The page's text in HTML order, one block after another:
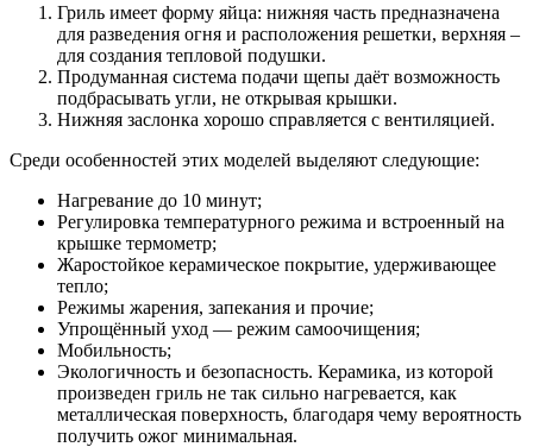
Гриль имеет форму яйца: нижняя часть предназначена
для разведения огня и расположения решетки, верхняя –
для создания тепловой подушки.
Продуманная система подачи щепы даёт возможность
подбрасывать угли, не открывая крышки.
Нижняя заслонка хорошо справляется с вентиляцией.
Среди особенностей этих моделей выделяют следующие:
Нагревание до 10 минут;
Регулировка температурного режима и встроенный на
крышке термометр;
Жаростойкое керамическое покрытие, удерживающее
тепло;
Режимы жарения, запекания и прочие;
Упрощённый уход — режим самоочищения;
Мобильность;
Экологичность и безопасность. Керамика, из которой
произведен гриль не так сильно нагревается, как
металлическая поверхность, благодаря чему вероятность
получить ожог минимальная.